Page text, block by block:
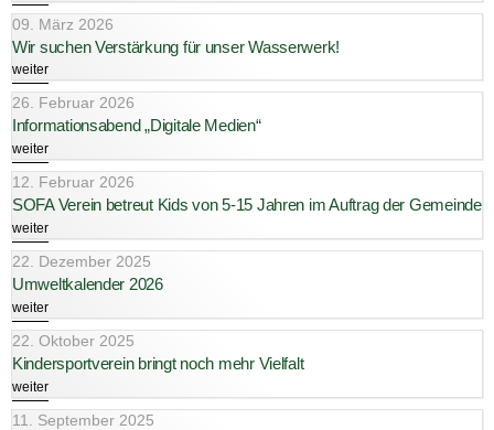
09. März 2026
Wir suchen Verstärkung für unser Wasserwerk!
weiter
26. Februar 2026
Informationsabend „Digitale Medien“
weiter
12. Februar 2026
SOFA Verein betreut Kids von 5-15 Jahren im Auftrag der Gemeinde
weiter
22. Dezember 2025
Umweltkalender 2026
weiter
22. Oktober 2025
Kindersportverein bringt noch mehr Vielfalt
weiter
11. September 2025